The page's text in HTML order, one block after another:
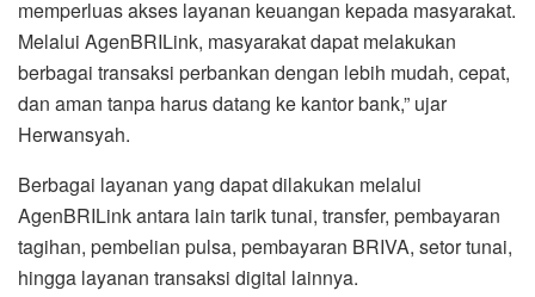
memperluas akses layanan keuangan kepada masyarakat.
Melalui AgenBRILink, masyarakat dapat melakukan
berbagai transaksi perbankan dengan lebih mudah, cepat,
dan aman tanpa harus datang ke kantor bank,” ujar
Herwansyah.
Berbagai layanan yang dapat dilakukan melalui
AgenBRILink antara lain tarik tunai, transfer, pembayaran
tagihan, pembelian pulsa, pembayaran BRIVA, setor tunai,
hingga layanan transaksi digital lainnya.